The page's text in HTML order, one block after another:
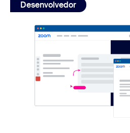
Desenvolvedor